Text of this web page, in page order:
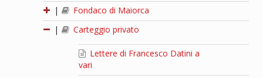
|
Fondaco di Maiorca
|
Carteggio privato
Lettere di Francesco Datini a
vari